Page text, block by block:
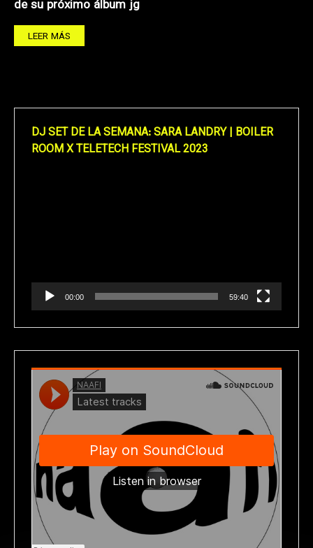
de su próximo álbum jg
LEER MÁS
DJ SET DE LA SEMANA: SARA LANDRY | BOILER
ROOM X TELETECH FESTIVAL 2023
00:00 59:40